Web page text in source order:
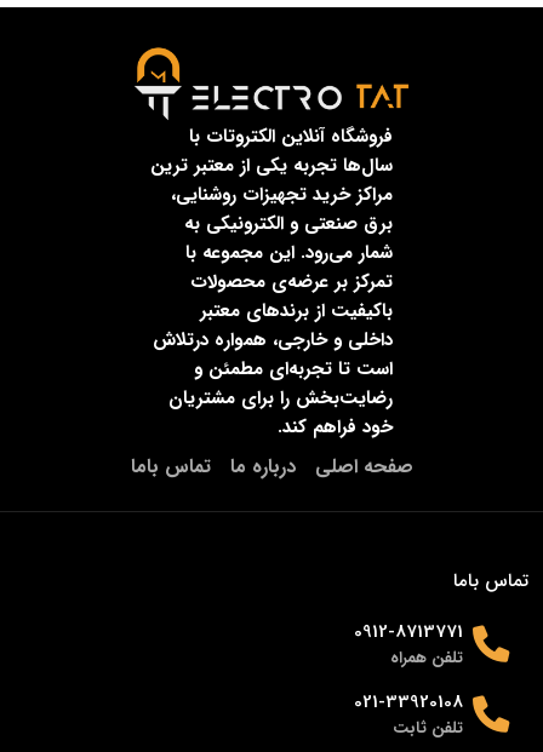
فروشگاه آنلاین الکتروتات با
سال‌ها تجربه یکی از معتبر ترین
مراکز خرید تجهیزات روشنایی،
برق صنعتی و الکترونیکی به
شمار می‌رود. این مجموعه با
تمرکز بر عرضه‌ی محصولات
باکیفیت از برندهای معتبر
داخلی و خارجی، همواره درتلاش
است تا تجربه‌ای مطمئن و
رضایت‌بخش را برای مشتریان
خود فراهم کند.
صفحه اصلی درباره ما تماس باما
تماس باما
0912-8713771
تلفن همراه
021-33920108
تلفن ثابت